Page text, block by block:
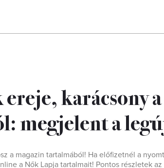
karácsony
megjelent a
a magazin tartalmából! Ha előfizetnél a
a Nők Lapja tartalmait! Pontos részletek